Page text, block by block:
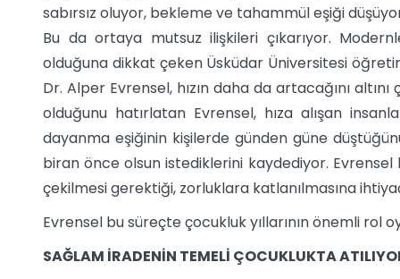
sabırsız oluyor, bekleme ve tahammül eşiği
Bu da ortaya mutsuz ilişkileri çıkarıyor.
olduğuna dikkat çeken Üsküdar Üniversitesi
Dr. Alper Evrensel, hızın daha da artacağını
olduğunu hatırlatan Evrensel, hıza alışan
dayanma eşiğinin kişilerde günden güne
biran önce olsun istediklerini kaydediyor.
çekilmesi gerektiği, zorluklara katlanılmasına
Evrensel bu süreçte çocukluk yıllarının önemli rol
SAĞLAM İRADENİN TEMELİ ÇOCUKLUKTA